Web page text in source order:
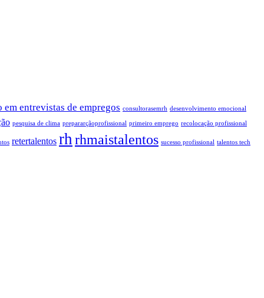
em entrevistas de empregos consultorasemrh desenvolvimento emocional
pesquisa de clima prepararçãoprofissional primeiro emprego recolocação profissional
retertalentos rhrhmaistalentos sucesso profissional talentos tech